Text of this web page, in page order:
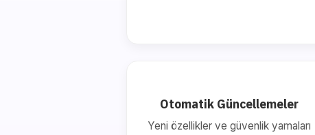
Otomatik Güncellemeler
Yeni özellikler ve güvenlik yamaları